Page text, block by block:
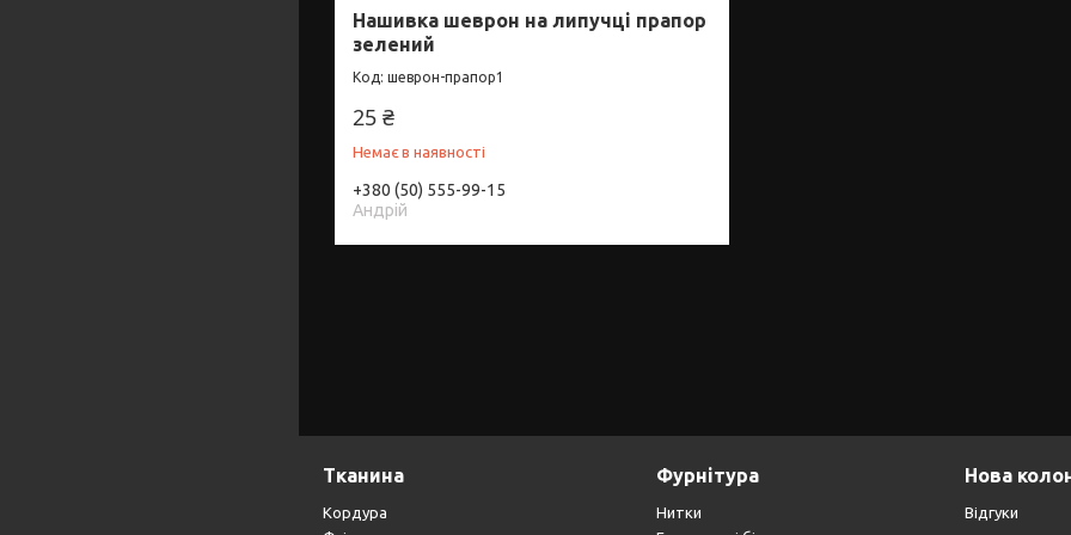
Нашивка шеврон на липучці прапор
зелений
шеврон-прапор1
25 ₴
Немає в наявності
+380 (50) 555-99-15
Андрій
Тканина
Кордура
Фурнітура
Нитки
Нова
Відгуки